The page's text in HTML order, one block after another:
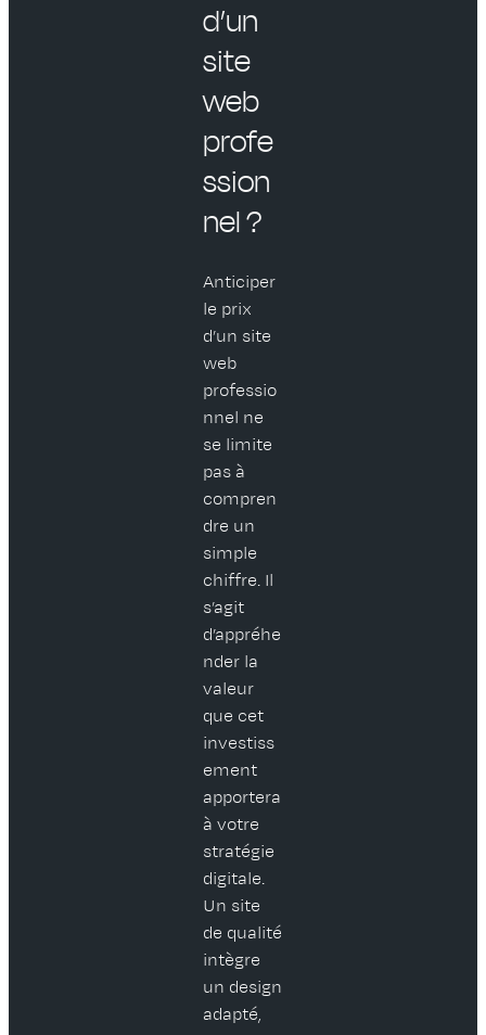
d’un
site
web
profe
ssion
nel ?
Anticiper
le prix
d’un site
web
professio
nnel ne
se limite
pas à
compren
dre un
simple
chiffre. Il
s’agit
d’appréhe
nder la
valeur
que cet
investiss
ement
apportera
à votre
stratégie
digitale.
Un site
de qualité
intègre
un design
adapté,